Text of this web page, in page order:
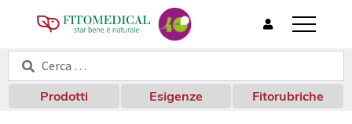
T
o
g
l
e
Cerca:
Cerca
Prodotti Esigenze Fitorubriche